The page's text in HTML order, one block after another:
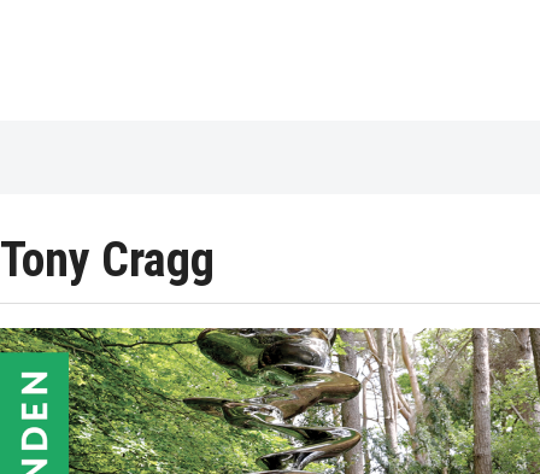
Tony Cragg